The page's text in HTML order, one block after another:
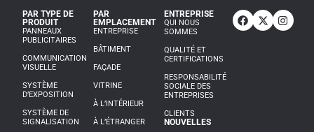
PAR TYPE DE
PRODUIT
PANNEAUX
PUBLICITAIRES
COMMUNICATION
VISUELLE
SYSTÈME
D’EXPOSITION
SYSTÈME DE
SIGNALISATION
PAR
EMPLACEMENT
ENTREPRISE
BÂTIMENT
FAÇADE
VITRINE
À L’INTÉRIEUR
À L’ÉTRANGER
ENTREPRISE
QUI NOUS
SOMMES
QUALITÉ ET
CERTIFICATIONS
RESPONSABILITÉ
SOCIALE DES
ENTREPRISES
CLIENTS
NOUVELLES